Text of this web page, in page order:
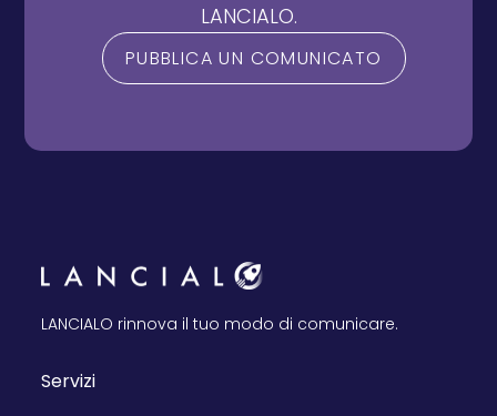
LANCIALO.
PUBBLICA UN COMUNICATO
LANCIALO rinnova il tuo modo di comunicare.
Servizi